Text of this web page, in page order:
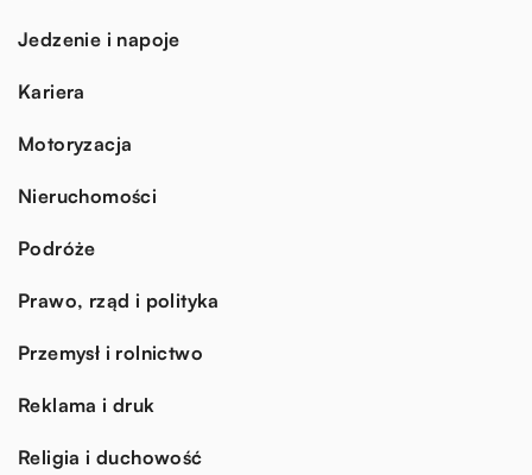
Jedzenie i napoje
Kariera
Motoryzacja
Nieruchomości
Podróże
Prawo, rząd i polityka
Przemysł i rolnictwo
Reklama i druk
Religia i duchowość